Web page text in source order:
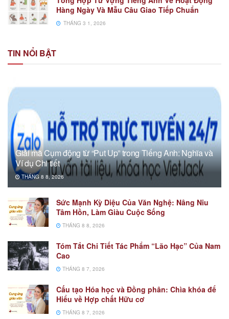
Hàng Ngày Và Mẫu Câu Giao Tiếp Chuẩn
THÁNG 3 1, 2026
TIN NỔI BẬT
Giải mã Cụm động từ “Put Up” trong Tiếng Anh: Nghĩa và
Ví dụ Chi tiết
THÁNG 8 8, 2026
Sức Mạnh Kỳ Diệu Của Văn Nghệ: Nâng Niu
Tâm Hồn, Làm Giàu Cuộc Sống
THÁNG 8 8, 2026
Tóm Tắt Chi Tiết Tác Phẩm “Lão Hạc” Của Nam
Cao
THÁNG 8 7, 2026
Cấu tạo Hóa học và Đồng phân: Chìa khóa để
Hiểu về Hợp chất Hữu cơ
THÁNG 8 7, 2026